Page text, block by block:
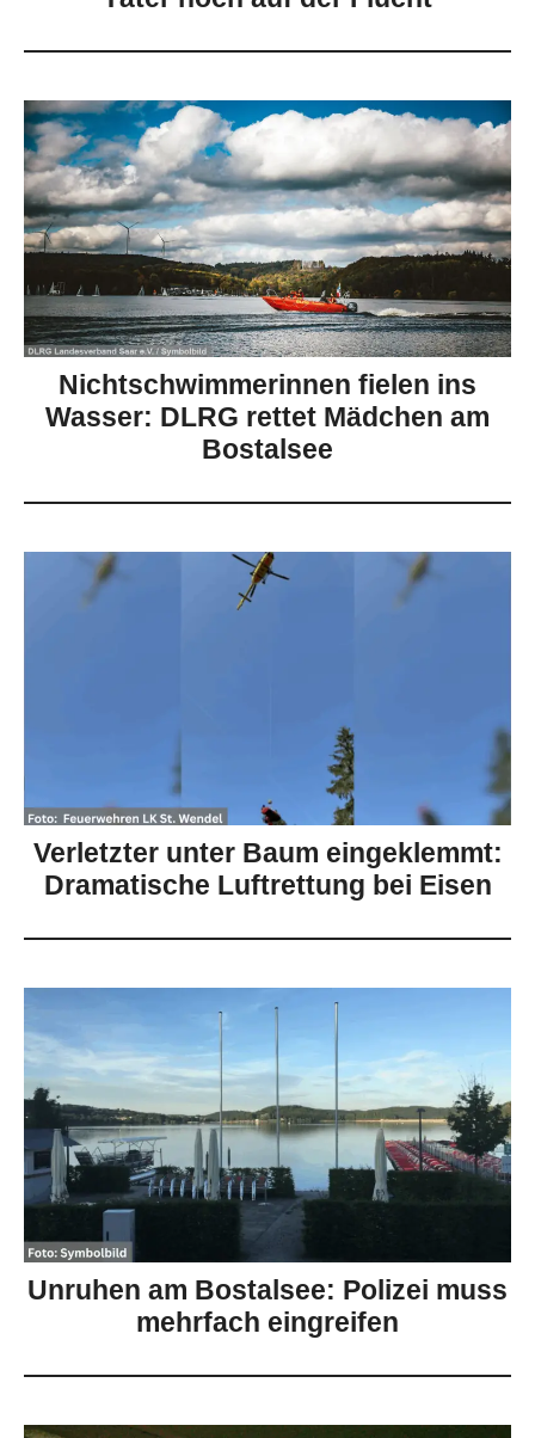
Nichtschwimmerinnen fielen ins
Wasser: DLRG rettet Mädchen am
Bostalsee
Verletzter unter Baum eingeklemmt:
Dramatische Luftrettung bei Eisen
Unruhen am Bostalsee: Polizei muss
mehrfach eingreifen